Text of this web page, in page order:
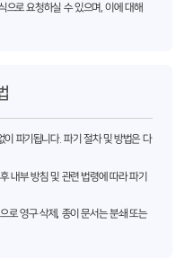
으로 요청하실 수 있으며, 이에 대해
파기됩니다. 파기 절차 및 방법은 다
내부 방침 및 관련 법령에 따라 파기
로 영구 삭제, 종이 문서는 분쇄 또는